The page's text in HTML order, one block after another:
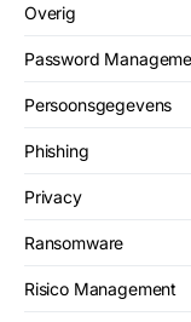
Overig
Password
Persoonsgegevens
Phishing
Privacy
Ransomware
Risico Management